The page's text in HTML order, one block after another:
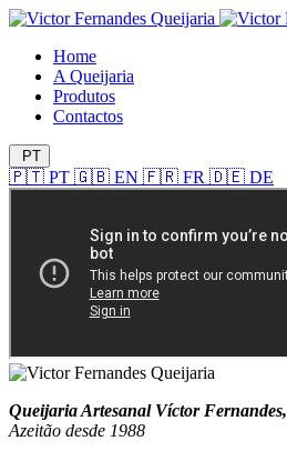
Home
A Queijaria
Produtos
Contactos
PT
🇵🇹 PT 🇬🇧 EN 🇫🇷 FR 🇩🇪 DE
Queijaria Artesanal Víctor Fernandes,
Azeitão desde 1988